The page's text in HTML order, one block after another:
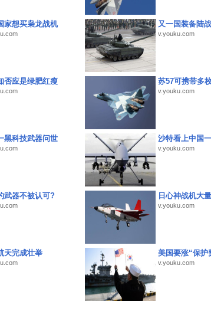
家想买枭龙战机 又一国装备陆
v.youku.com
否应是绿肥红瘦 苏57可携带多
v.youku.com
黑科技武器问世 沙特看上中国
v.youku.com
武器不被认可? 日心神战机大
v.youku.com
天完成壮举 美国要涨“保护
v.youku.com